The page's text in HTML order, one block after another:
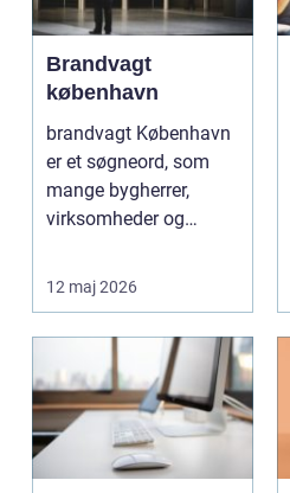
Brandvagt
københavn
brandvagt København
er et søgneord, som
mange bygherrer,
virksomheder og
når de...
12 maj 2026